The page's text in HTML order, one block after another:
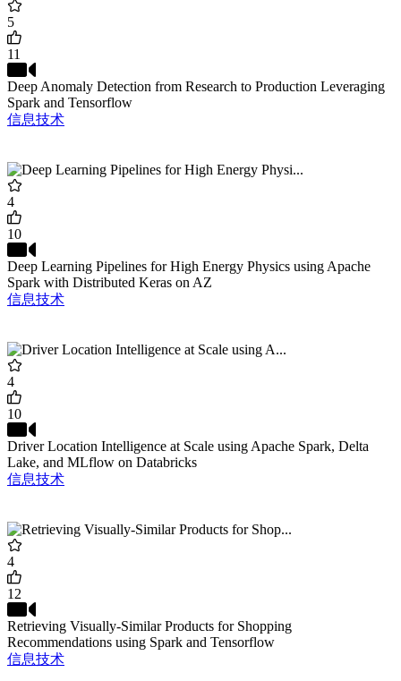
5
11
Deep Anomaly Detection from Research to Production Leveraging
Spark and Tensorflow
信息技术
4
10
Deep Learning Pipelines for High Energy Physics using Apache
Spark with Distributed Keras on AZ
信息技术
4
10
Driver Location Intelligence at Scale using Apache Spark, Delta
Lake, and MLflow on Databricks
信息技术
4
12
Retrieving Visually-Similar Products for Shopping
Recommendations using Spark and Tensorflow
信息技术